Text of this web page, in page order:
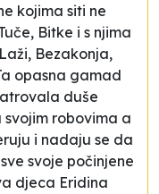
kojima siti ne
Bitke i s njima
Bezakonja,
opasna gamad
duše
robovima a
i nadaju se da
svoje počinjene
djeca Eridina